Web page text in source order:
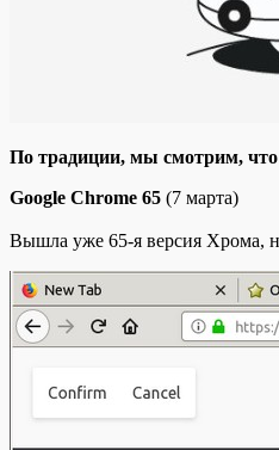
Пo трaдиции, мы смотрим, что
Google Chrome 65 (7 марта)
Вышла уже 65-я версия Хрома,